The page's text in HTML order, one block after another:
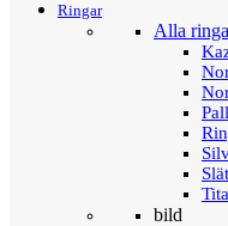
Ringar
Alla
bild